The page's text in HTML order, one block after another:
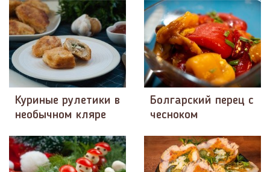
Куриные рулетики в
необычном кляре
Болгарский перец с
чесноком